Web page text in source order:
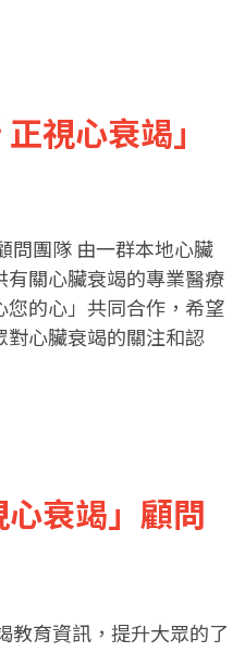
視心衰竭」
問團隊 由一群本地心臟
關心臟衰竭的專業醫療
的心」共同合作，希望
心臟衰竭的關注和認
心衰竭」顧問
教育資訊，提升大眾的了